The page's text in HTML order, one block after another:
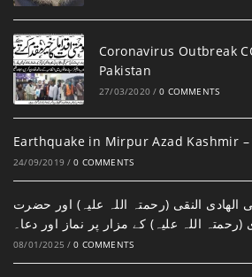
Coronavirus Outbreak
Pakistan
27/03/2020 / 0 COMMENTS
Earthquake in Mirpur Azad Kashmir –
24/09/2019 / 0 COMMENTS
النقی (رحمتہ اللہ علیہ) اور حضرت
اللہ علیہ) کے مزار پر نماز اور دعا۔
08/01/2025 / 0 COMMENTS